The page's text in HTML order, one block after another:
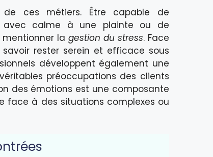
ces métiers. Être capable de
avec calme à une plainte ou de
la gestion du stress. Face
rester serein et efficace sous
développent également une
préoccupations des clients
des émotions est une composante
face à des situations complexes ou